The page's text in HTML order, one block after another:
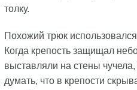
толку.
Похожий трюк
Когда крепость защищал
выставляли на стены чучела,
думать, что в крепости